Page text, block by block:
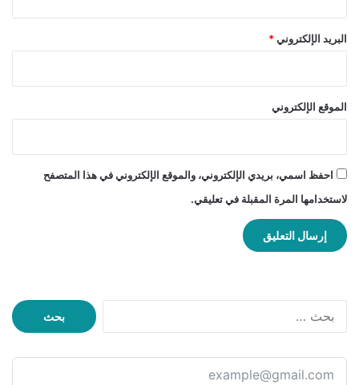
البريد الإلكتروني *
الموقع الإلكتروني
احفظ اسمي، بريدي الإلكتروني، والموقع الإلكتروني في هذا المتصفح
لاستخدامها المرة المقبلة في تعليقي.
ح